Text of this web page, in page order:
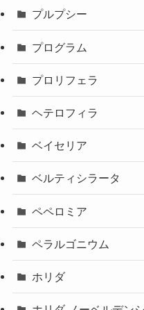
プルプシー
プログラム
プロリフェラ
ヘテロフィラ
ベイセリア
ベルティシラータ
ペペロミア
ペラルゴニウム
ホリダ